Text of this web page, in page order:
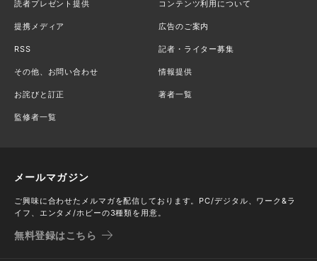
読者プレゼント提供 コンテンツ利用について
提携メディア 広告のご案内
RSS 記者・ライター募集
その他、お問い合わせ 情報提供
お詫びと訂正 著者一覧
監修者一覧
メールマガジン
ご興味に合わせたメルマガを配信しております。PC/デジタル、ワーク&ラ
イフ、エンタメ/ホビーの3種類を用意。
無料登録はこちら